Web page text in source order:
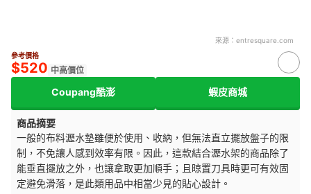
來源： entresquare.com
參考價格
$520 中高價位
Coupang酷澎 蝦皮商城
商品摘要
一般的布料瀝水墊雖便於使用、收納，但無法直立擺放盤子的限
制，不免讓人感到效率有限。因此，這款結合瀝水架的商品除了
能垂直擺放之外，也讓拿取更加順手；且晾置刀具時更可有效固
定避免滑落，是此類用品中相當少見的貼心設計。